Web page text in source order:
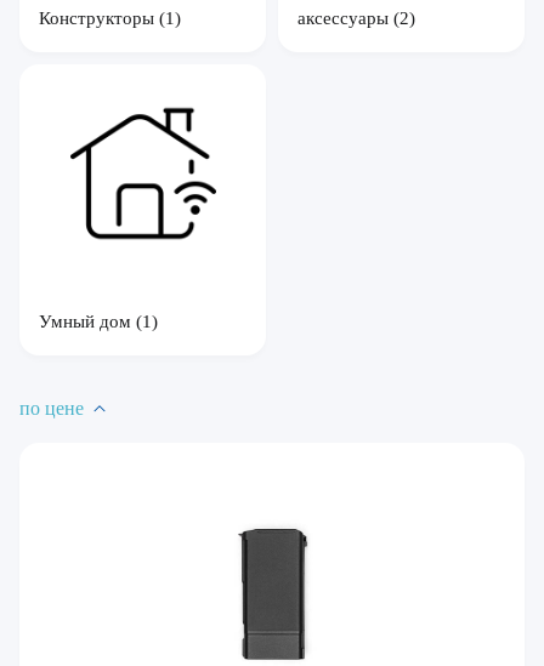
Конструкторы (1)
аксессуары (2)
Умный дом (1)
по цене